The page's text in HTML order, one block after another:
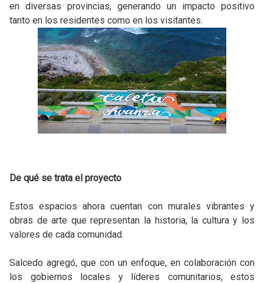
en diversas provincias, generando un impacto positivo
tanto en los residentes como en los visitantes.
De qué se trata el proyecto
Estos espacios ahora cuentan con murales vibrantes y
obras de arte que representan la historia, la cultura y los
valores de cada comunidad.
Salcedo agregó, que con un enfoque, en colaboración con
los gobiernos locales y líderes comunitarios, estos